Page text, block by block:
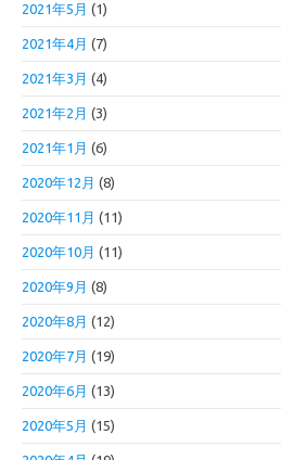
2021年5月 (1)
2021年4月 (7)
2021年3月 (4)
2021年2月 (3)
2021年1月 (6)
2020年12月 (8)
2020年11月 (11)
2020年10月 (11)
2020年9月 (8)
2020年8月 (12)
2020年7月 (19)
2020年6月 (13)
2020年5月 (15)